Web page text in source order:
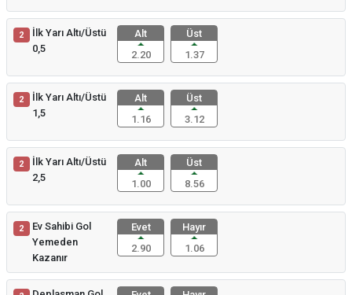
2
İlk Yarı Altı/Üstü
0,5
Alt
2.20
Üst
1.37
2
İlk Yarı Altı/Üstü
1,5
Alt
1.16
Üst
3.12
2
İlk Yarı Altı/Üstü
2,5
Alt
1.00
Üst
8.56
2
Ev Sahibi Gol
Yemeden
Kazanır
Evet
2.90
Hayır
1.06